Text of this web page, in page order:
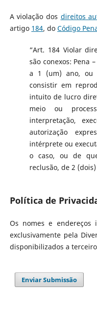
A violação dos direitos
artigo 184, do Código
“Art. 184 Violar
são conexos: Pena
a 1 (um) ano, ou
consistir em
intuito de lucro
meio ou
interpretação,
autorização
intérprete ou
o caso, ou de
reclusão, de 2
Política de
Os nomes e endereços
exclusivamente pela
disponibilizados a
Enviar Submissão